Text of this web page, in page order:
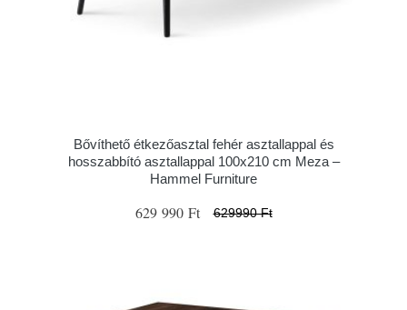
Bővíthető étkezőasztal fehér asztallappal és
hosszabbító asztallappal 100x210 cm Meza –
Hammel Furniture
629 990 Ft 629990 Ft